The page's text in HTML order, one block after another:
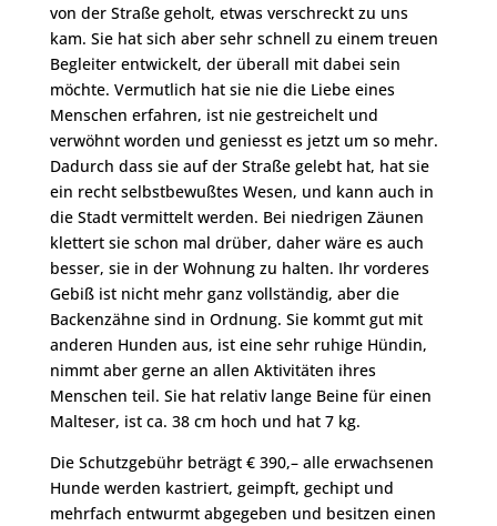
von der Straße geholt, etwas verschreckt zu uns
kam. Sie hat sich aber sehr schnell zu einem treuen
Begleiter entwickelt, der überall mit dabei sein
möchte. Vermutlich hat sie nie die Liebe eines
Menschen erfahren, ist nie gestreichelt und
verwöhnt worden und geniesst es jetzt um so mehr.
Dadurch dass sie auf der Straße gelebt hat, hat sie
ein recht selbstbewußtes Wesen, und kann auch in
die Stadt vermittelt werden. Bei niedrigen Zäunen
klettert sie schon mal drüber, daher wäre es auch
besser, sie in der Wohnung zu halten. Ihr vorderes
Gebiß ist nicht mehr ganz vollständig, aber die
Backenzähne sind in Ordnung. Sie kommt gut mit
anderen Hunden aus, ist eine sehr ruhige Hündin,
nimmt aber gerne an allen Aktivitäten ihres
Menschen teil. Sie hat relativ lange Beine für einen
Malteser, ist ca. 38 cm hoch und hat 7 kg.
Die Schutzgebühr beträgt € 390,– alle erwachsenen
Hunde werden kastriert, geimpft, gechipt und
mehrfach entwurmt abgegeben und besitzen einen